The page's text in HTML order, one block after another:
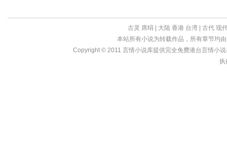
古灵 席绢 大陆 香港 台湾 古代 现
本站所有小说为转载作品，所有章节均
Copyright © 2011 言情小说库提供完全免费港台言情小
执